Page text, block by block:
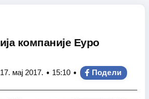
компаније Еуро
17. мај 2017. • 15:10 • Подели